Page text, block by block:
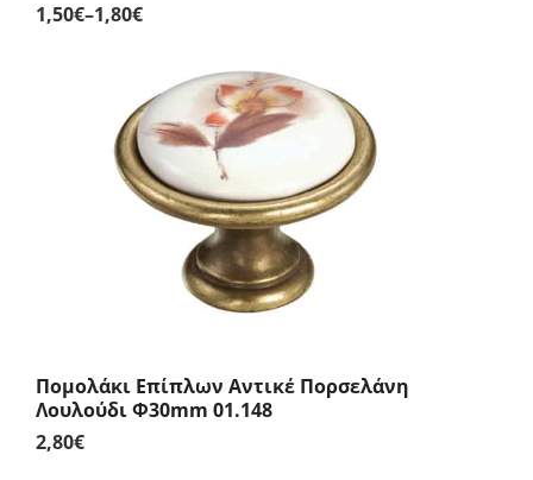
1,50€–1,80€Price
1,50€
through
1,80€
Πομολάκι Επίπλων Αντικέ Πορσελάνη
Λουλούδι Φ30mm 01.148
2,80€